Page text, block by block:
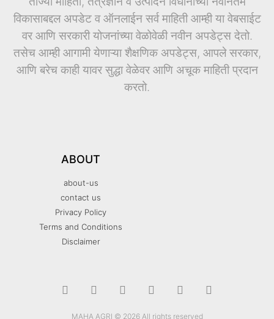
विकासाबद्दल अपडेट व ऑनलाईन सर्व माहिती आम्ही या वेबसाईट
वर आणि सरकारी योजनांच्या वेळोवेळी नवीन अपडेट्स देतो.
तसेच आम्ही आगामी येणाऱ्या शैक्षणिक अपडेट्स, आपले सरकार,
आणि बरेच काही यावर सुद्धा वेळेवर आणि अचूक माहिती प्रदान
करतो.
ABOUT
about-us
contact us
Privacy Policy
Terms and Conditions
Disclaimer
MAHA AGRI © 2026 All rights reserved